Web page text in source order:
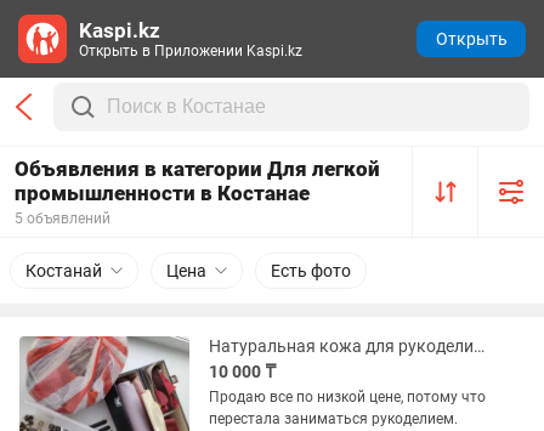
Объявления в категории Для легкой
промышленности в Костанае
5 объявлений
Костанай Цена Есть фото
Натуральная кожа для рукоделия, фурнитура, инструмент
10 000 ₸
Продаю все по низкой цене, потому что
перестала заниматься рукоделием.
Kaspi.kz
Открыть в Приложении Kaspi.kz
Открыть